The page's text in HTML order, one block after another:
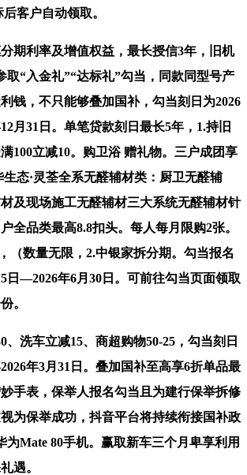
客户自动领取。
利率及增值权益，最长授信3年，旧机
取“入金礼”“达标礼”勾当，同款同型号产
钱，不只能够叠加国补，勾当刻日为2026
月31日。单笔贷款刻日最长5年，1.持旧
100立减10。购卫浴 赠礼物。三户成团享
生态·灵荃全系无醛辅材类：厨卫无醛辅
及现场施工无醛辅材三大系统无醛辅材针
全品类最高8.8扣头。每人每月限购2张。
（数量无限，2.中银家拆分期。勾当报名
日—2026年6月30日。可前往勾当页面领取
。
洗车立减15、商超购物50-25，勾当刻日
年3月31日。叠加国补至高享6折单品最
手表，保举人报名勾当且为建行保举拆修
为保举成功，抖音平台将持续衔接国补政
为Mate 80手机。赢取新车三个月卑享利用
遇。